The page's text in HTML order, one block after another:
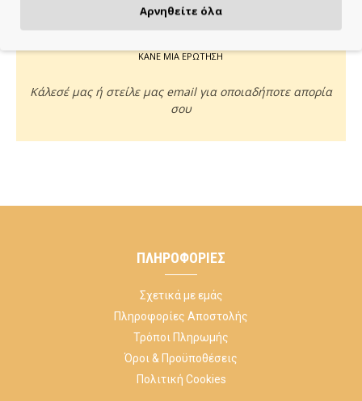
ΚΑΝΕ ΜΙΑ ΕΡΩΤΗΣΗ
Κάλεσέ μας ή στείλε μας email για οποιαδήποτε απορία
σου
ΠΛΗΡΟΦΟΡΊΕΣ
Σχετικά με εμάς
Πληροφορίες Αποστολής
Τρόποι Πληρωμής
Όροι & Προϋποθέσεις
Πολιτική Cookies
Αρνηθείτε όλα